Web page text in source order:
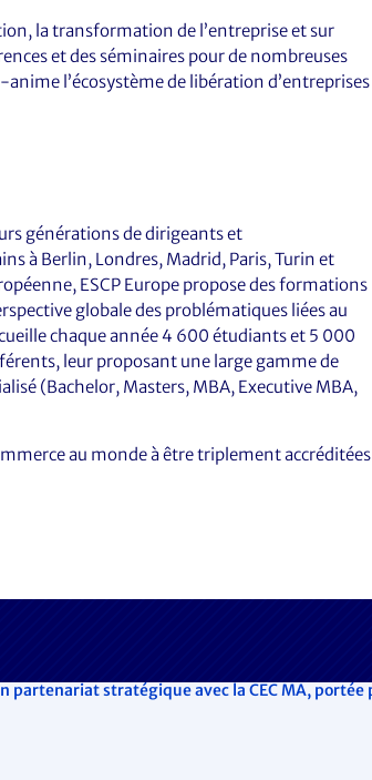
la transformation de l’entreprise et sur
et des séminaires pour de nombreuses
l’écosystème de libération d’entreprises
générations de dirigeants et
à Berlin, Londres, Madrid, Paris, Turin et
ESCP Europe propose des formations
globale des problématiques liées au
chaque année 4 600 étudiants et 5 000
leur proposant une large gamme de
(Bachelor, Masters, MBA, Executive MBA,
au monde à être triplement accréditées